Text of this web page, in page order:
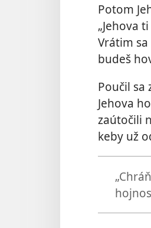
Potom
„Jehova
Vrátim
budeš
Poučil sa
Jehova
zaútočili
keby už